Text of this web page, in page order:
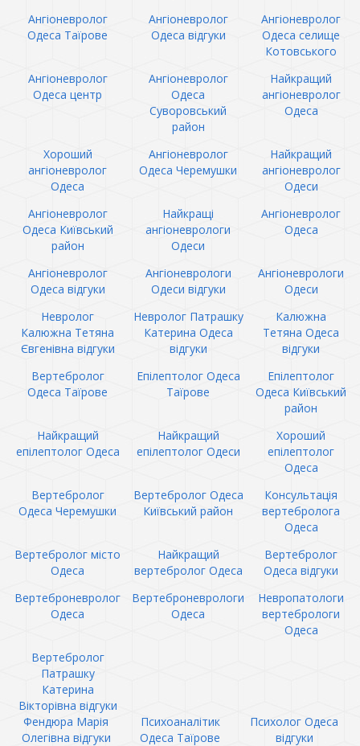
Ангіоневролог
Одеса Таїрове
Ангіоневролог
Одеса відгуки
Ангіоневролог
Одеса селище
Котовського
Ангіоневролог
Одеса центр
Ангіоневролог
Одеса
Суворовський
район
Найкращий
ангіоневролог
Одеса
Хороший
ангіоневролог
Одеса
Ангіоневролог
Одеса Черемушки
Найкращий
ангіоневролог
Одеси
Ангіоневролог
Одеса Київський
район
Найкращі
ангіоневрологи
Одеси
Ангіоневролог
Одеса
Ангіоневролог
Одеса відгуки
Ангіоневрологи
Одеси відгуки
Ангіоневрологи
Одеси
Невролог
Калюжна Тетяна
Євгенівна відгуки
Невролог Патрашку
Катерина Одеса
відгуки
Калюжна
Тетяна Одеса
відгуки
Вертебролог
Одеса Таїрове
Епілептолог Одеса
Таїрове
Епілептолог
Одеса Київський
район
Найкращий
епілептолог Одеса
Найкращий
епілептолог Одеси
Хороший
епілептолог
Одеса
Вертебролог
Одеса Черемушки
Вертебролог Одеса
Київський район
Консультація
вертебролога
Одеса
Вертебролог місто
Одеса
Найкращий
вертебролог Одеса
Вертебролог
Одеса відгуки
Вертеброневролог
Одеса
Вертеброневрологи
Одеса
Невропатологи
вертебрологи
Одеса
Вертебролог
Патрашку
Катерина
Вікторівна відгуки
Фендюра Марія
Олегівна відгуки
Психоаналітик
Одеса Таїрове
Психолог Одеса
відгуки